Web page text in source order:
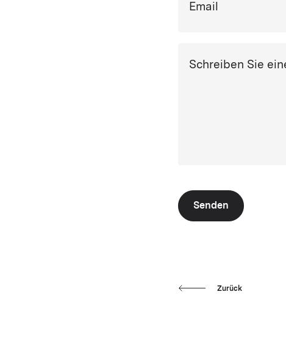
Email
Schreiben Sie
Senden
Zurück